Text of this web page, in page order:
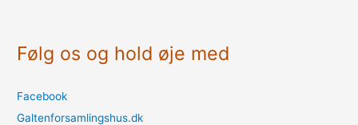
Følg os og hold øje med
Facebook
Galtenforsamlingshus.dk